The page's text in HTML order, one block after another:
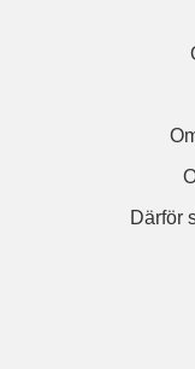
Därför